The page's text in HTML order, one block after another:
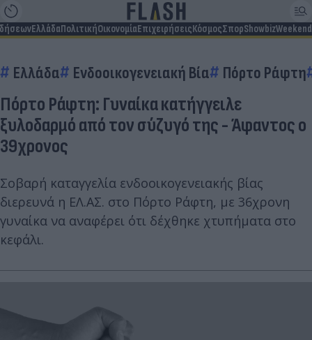
ΕλλάδαΠολιτικήΟικονομίαΕπιχειρήσειςΚόσμοςΣπορShowbizWeekend
Ελλάδα Ενδοοικογενειακή Βία Πόρτο Ράφτη
Πόρτο Ράφτη: Γυναίκα κατήγγειλε
ξυλοδαρμό από τον σύζυγό της - Άφαντος ο
39χρονος
Σοβαρή καταγγελία ενδοοικογενειακής βίας
διερευνά η ΕΛ.ΑΣ. στο Πόρτο Ράφτη, με 36χρονη
γυναίκα να αναφέρει ότι δέχθηκε χτυπήματα στο
κεφάλι.